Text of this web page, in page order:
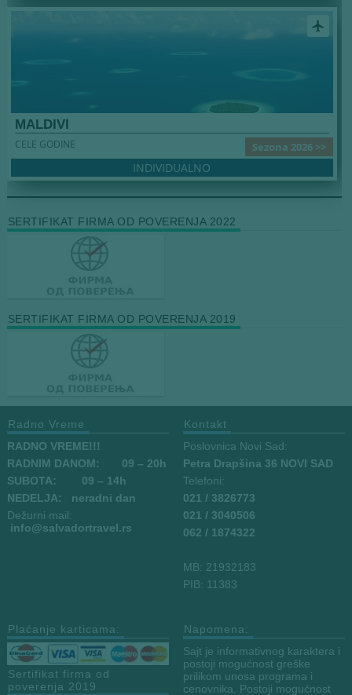
airplanemode_active
MALDIVI
Sezona 2026 >>
CELE GODINE
INDIVIDUALNO
SERTIFIKAT FIRMA OD POVERENJA 2022
SERTIFIKAT FIRMA OD POVERENJA 2019
Radno Vreme
RADNO VREME!!!
RADNIM DANOM:
09 – 20h
SUBOTA: 09 – 14h
NEDELJA: neradni dan
Dežurni mail:
info@salvadortravel.rs
Kontakt
Poslovnica Novi Sad:
Petra Drapšina 36 NOVI SAD
Telefoni:
021 / 3826773
021 / 3040506
062 / 1874322
MB: 21932183
PIB: 11383
Plaćanje karticama:
Sertifikat firma od
poverenja 2019
Napomena:
Sajt je informativnog karaktera i
postoji mogućnost greške
prilikom unosa programa i
cenovnika. Postoji mogućnost